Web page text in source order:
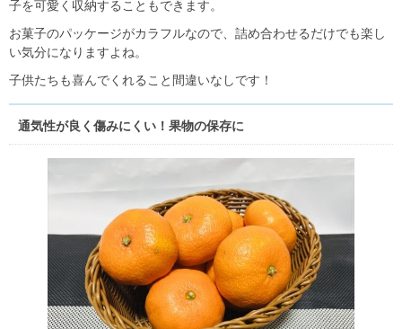
子を可愛く収納することもできます。
お菓子のパッケージがカラフルなので、詰め合わせるだけでも楽し
い気分になりますよね。
子供たちも喜んでくれること間違いなしです！
通気性が良く傷みにくい！果物の保存に